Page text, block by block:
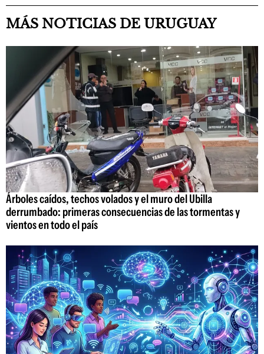
MÁS NOTICIAS DE URUGUAY
Árboles caídos, techos volados y el muro del Ubilla
derrumbado: primeras consecuencias de las tormentas y
vientos en todo el país